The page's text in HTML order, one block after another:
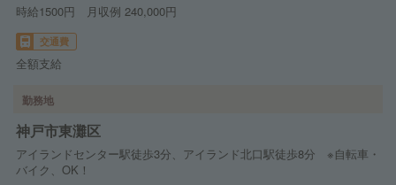
時給1500円 月収例 240,000円
交通費
全額支給
勤務地
神戸市東灘区
アイランドセンター駅徒歩3分、アイランド北口駅徒歩8分 ※自転車・
バイク、OK！